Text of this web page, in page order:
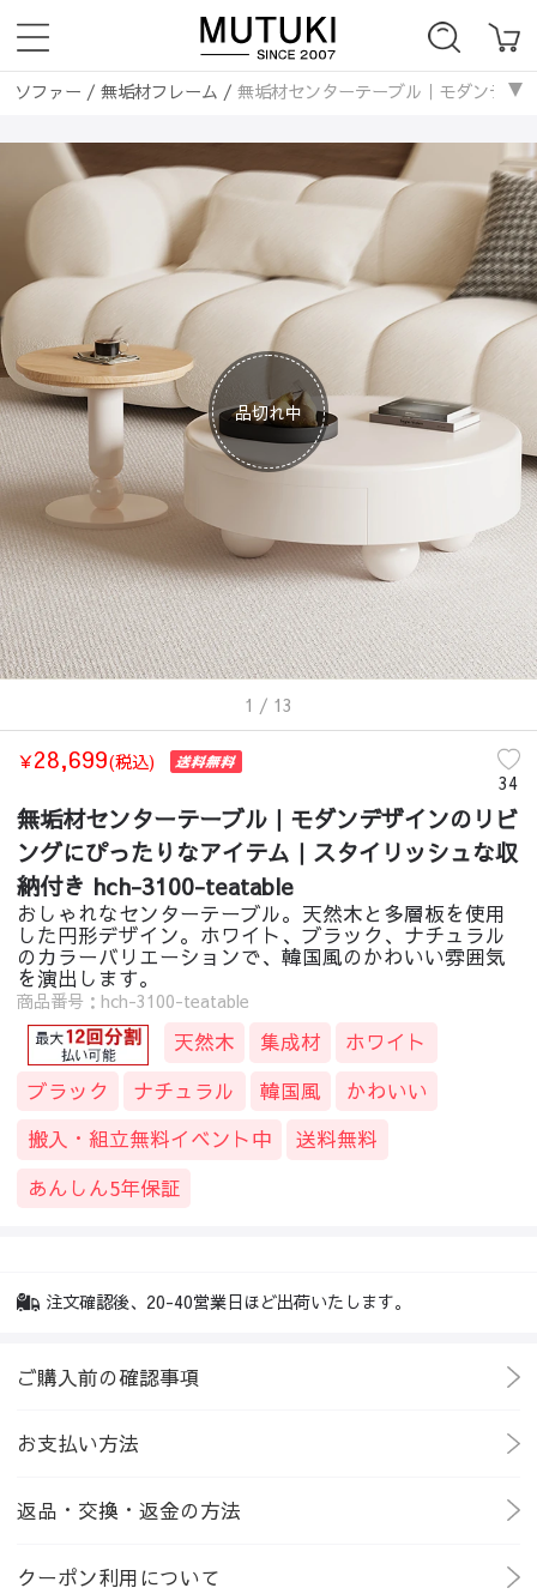
ソファー / 無垢材フレーム / 無垢材センターテーブル｜モダンデ
ソファー
無垢材センターテーブル｜モダンデザインの
ソファー /ナチュラル 無垢材センターテーブル｜モダンデザイ
品切れ中
1 / 13
￥28,699(税込)
34
無垢材センターテーブル｜モダンデザインのリビ
ングにぴったりなアイテム｜スタイリッシュな収
納付き hch-3100-teatable
おしゃれなセンターテーブル。天然木と多層板を使用
した円形デザイン。ホワイト、ブラック、ナチュラル
のカラーバリエーションで、韓国風のかわいい雰囲気
を演出します。
商品番号：hch-3100-teatable
天然木 集成材
ホワイト
ブラック
ナチュラル 韓国風
かわいい
搬入・組立無料イベント中
送料無料
あんしん5年保証
注文確認後、20-40営業日ほど出荷いたします。
ご購入前の確認事項
お支払い方法
返品・交換・返金の方法
クーポン利用について